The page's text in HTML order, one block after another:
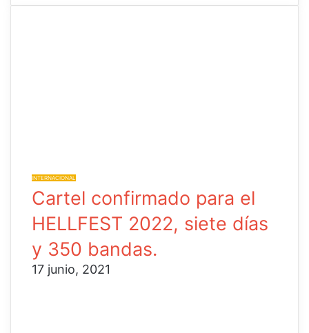
INTERNACIONAL
Cartel confirmado para el
HELLFEST 2022, siete días
y 350 bandas.
17 junio, 2021